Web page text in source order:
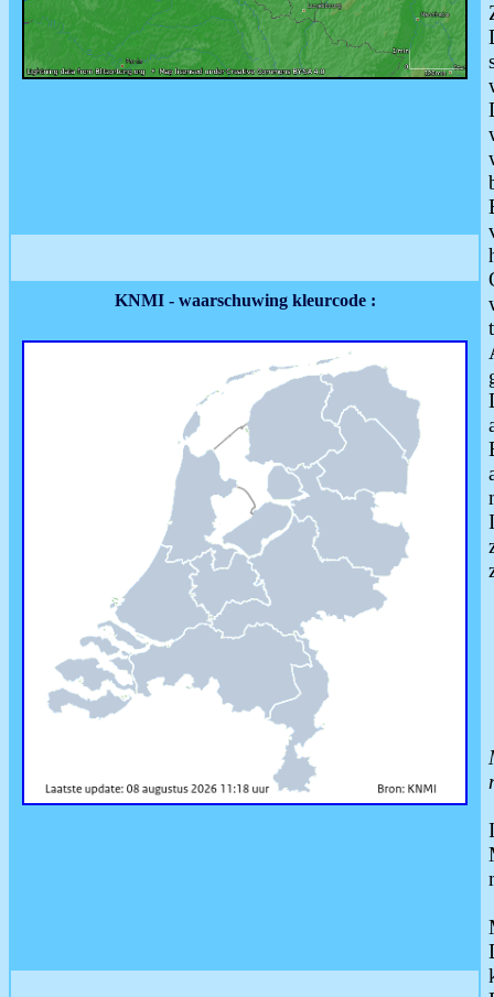
KNMI - waarschuwing kleurcode :